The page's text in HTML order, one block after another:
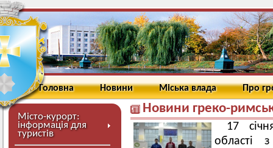
Головна Новини Міська влада Про
Місто-курорт:
інформація для
туристів
Новини греко-
17
області